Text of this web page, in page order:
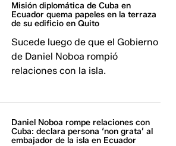
Misión diplomática de Cuba en
Ecuador quema papeles en la terraza
de su edificio en Quito
Sucede luego de que el Gobierno
de Daniel Noboa rompió
relaciones con la isla.
Daniel Noboa rompe relaciones con
Cuba: declara persona ‘non grata’ al
embajador de la isla en Ecuador